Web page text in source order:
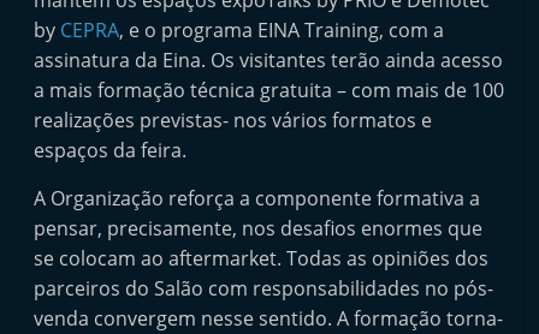
r
t
u
l
by CEPRA, e o programa EINA Training, com a
assinatura da Eina. Os visitantes terão ainda acesso
a mais formação técnica gratuita – com mais de 100
realizações previstas- nos vários formatos e
espaços da feira.
A Organização reforça a componente formativa a
pensar, precisamente, nos desafios enormes que
se colocam ao aftermarket. Todas as opiniões dos
parceiros do Salão com responsabilidades no pós-
venda convergem nesse sentido. A formação torna-